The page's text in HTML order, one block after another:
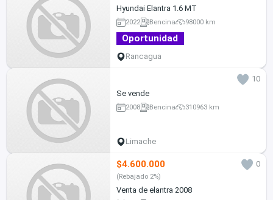
Hyundai Elantra 1.6 MT
2022 Bencina 98000 km
Oportunidad
Rancagua
10
Se vende
2008 Bencina 310963 km
Limache
$4.600.000 0
(Rebajado 2%)
Venta de elantra 2008